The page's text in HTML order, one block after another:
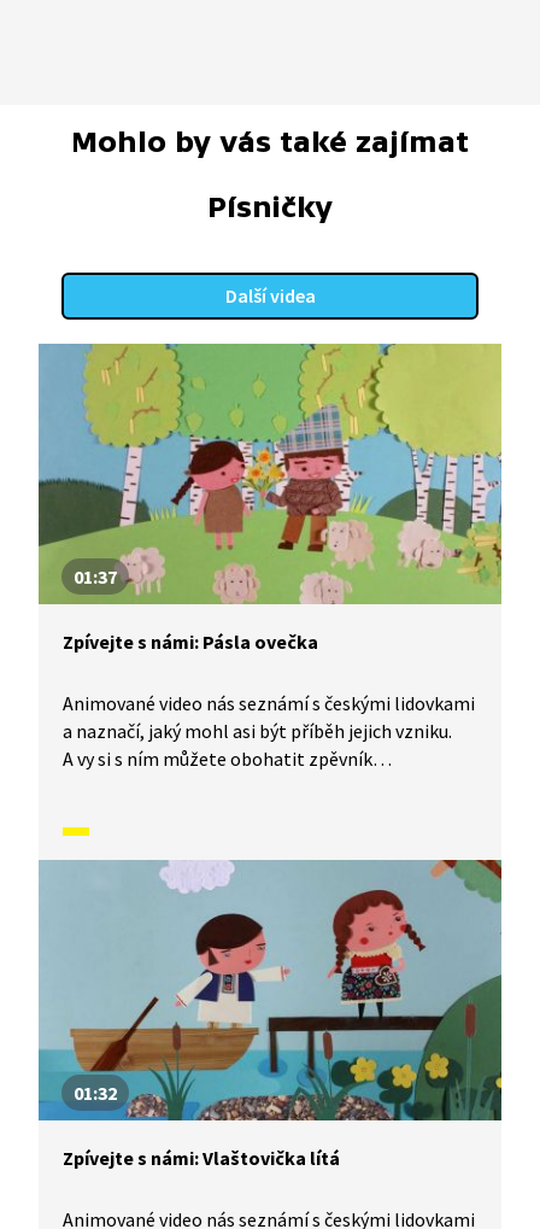
Mohlo by vás také zajímat
Písničky
Další videa
01:37
Zpívejte s námi: Pásla ovečka
Animované video nás seznámí s českými lidovkami
a naznačí, jaký mohl asi být příběh jejich vzniku.
A vy si s ním můžete obohatit zpěvník
naučíme písničku Pásla ovečky.
01:32
Zpívejte s námi: Vlaštovička lítá
Animované video nás seznámí s českými lidovkami